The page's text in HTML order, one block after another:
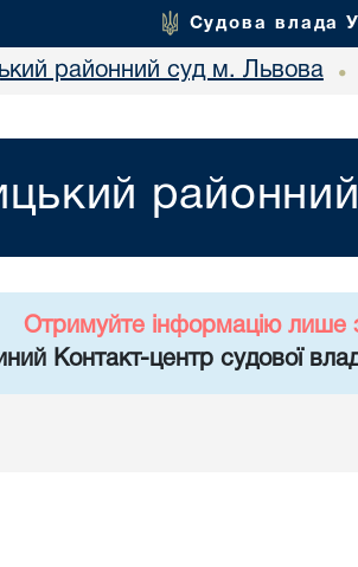
Судова влада
районний суд м. Львова •
Отримуйте інформацію лише
Контакт-центр судової